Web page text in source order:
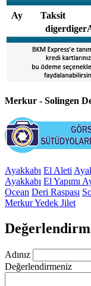
Ay Taksit
Merkur - Solingen
Ayakkabı El Aleti
Ayakkabı El Yapımı
Ocean Deri Raspası
Merkur Yedek Jilet
Adınız
Değerlendirmeniz